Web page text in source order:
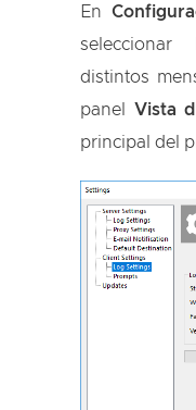
En
distintos
panel Vista
principal del